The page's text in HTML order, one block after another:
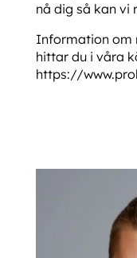
nå dig så kan vi
Information om
hittar du i våra
https://